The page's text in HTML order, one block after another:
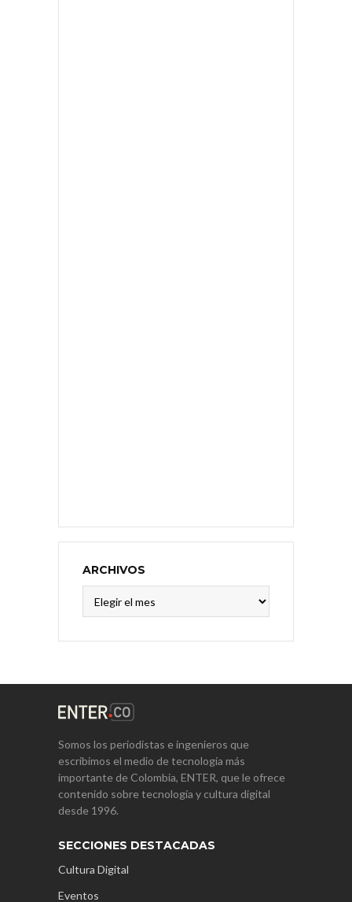
ARCHIVOS
Somos los periodistas e ingenieros que
escribimos el medio de tecnología más
importante de Colombia, ENTER, que le ofrece
contenido sobre tecnología y cultura digital
desde 1996.
SECCIONES DESTACADAS
Cultura Digital
Eventos